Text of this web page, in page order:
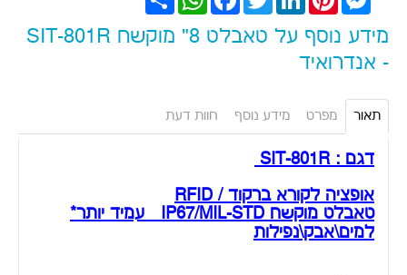
מידע נוסף על טאבלט 8" מוקשח SIT-801R
- אנדרואיד
תאור מפרט מידע נוסף חוות דעת
דגם : SIT-801R
אופציה לקורא ברקוד / RFID
טאבלט מוקשח IP67/MIL-STD עמיד יותר*
למים\אבק\נפילות